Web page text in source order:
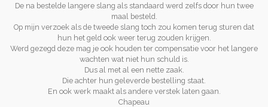
De na bestelde langere slang als standaard werd zelfs door hun twee
maal besteld.
Op mijn verzoek als de tweede slang toch zou komen terug sturen dat
hun het geld ook weer terug zouden krijgen.
Werd gezegd deze mag je ook houden ter compensatie voor het langere
wachten wat niet hun schuld is.
Dus al met al een nette zaak.
Die achter hun geleverde bestelling staat.
En ook werk maakt als andere verstek laten gaan.
Chapeau